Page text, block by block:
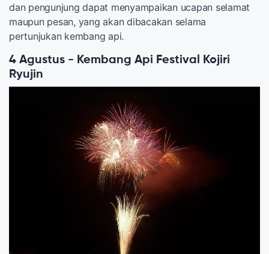
dan pengunjung dapat menyampaikan ucapan selamat
maupun pesan, yang akan dibacakan selama
pertunjukan kembang api.
4 Agustus - Kembang Api Festival Kojiri
Ryujin